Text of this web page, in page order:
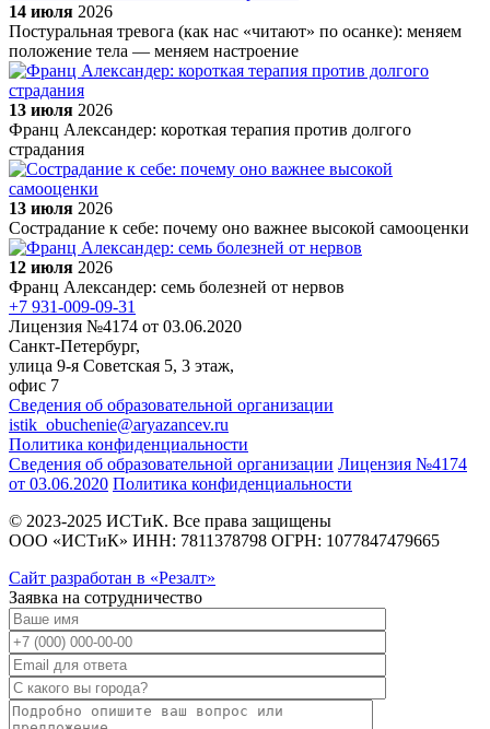
14 июля 2026
Постуральная тревога (как нас «читают» по осанке): меняем
положение тела — меняем настроение
13 июля 2026
Франц Александер: короткая терапия против долгого
страдания
13 июля 2026
Сострадание к себе: почему оно важнее высокой самооценки
12 июля 2026
Франц Александер: семь болезней от нервов
+7 931-009-09-31
Лицензия №4174 от 03.06.2020
Санкт-Петербург,
улица 9-я Советская 5​, 3 этаж,
офис 7
Сведения об образовательной организации
istik_obuchenie@aryazancev.ru
Политика конфиденциальности
Сведения об образовательной организации Лицензия №4174
от 03.06.2020 Политика конфиденциальности
© 2023-2025 ИСТиК. Все права защищены
ООО «ИСТиК» ИНН: 7811378798 ОГРН: 1077847479665
Сайт разработан в «Резалт»
Заявка на сотрудничество